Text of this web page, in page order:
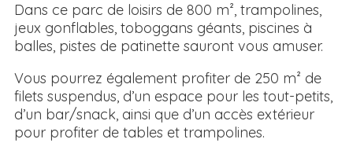
Dans ce parc de loisirs de 800 m², trampolines,
jeux gonflables, toboggans géants, piscines à
balles, pistes de patinette sauront vous amuser.
Vous pourrez également profiter de 250 m² de
filets suspendus, d’un espace pour les tout-petits,
d’un bar/snack, ainsi que d’un accès extérieur
pour profiter de tables et trampolines.